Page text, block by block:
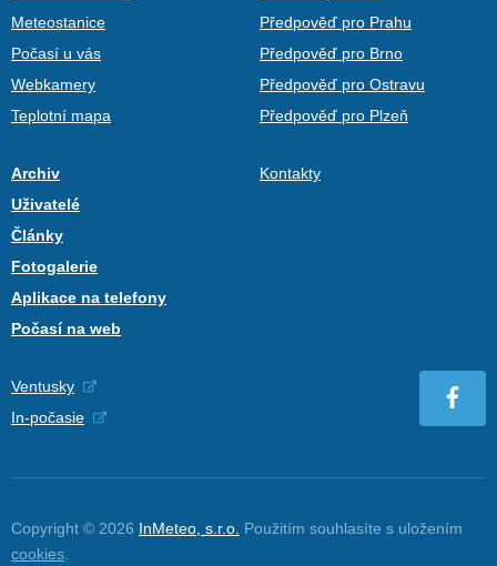
Meteostanice
Počasí u vás
Webkamery
Teplotní mapa
Předpověď pro Prahu
Předpověď pro Brno
Předpověď pro Ostravu
Předpověď pro Plzeň
Archiv
Uživatelé
Články
Fotogalerie
Aplikace na telefony
Počasí na web
Kontakty
Ventusky
In-počasie
Copyright © 2026 InMeteo, s.r.o. Použitím souhlasíte s uložením
cookies